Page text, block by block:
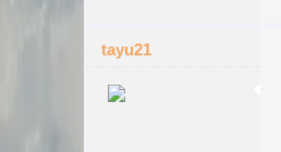
tayu21